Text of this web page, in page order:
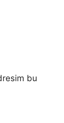
bu